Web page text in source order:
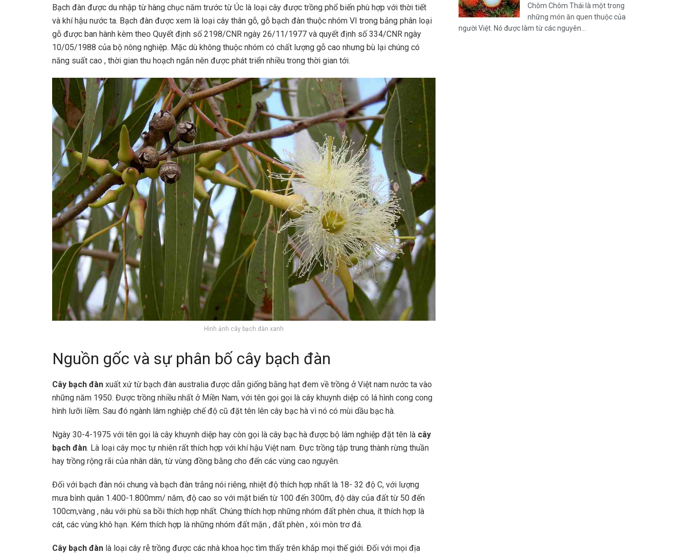
Bạch đàn được du nhập từ hàng chục năm trước từ Úc là loại cây được trồng phổ biến phù hợp với thời tiết
và khí hậu nước ta. Bạch đàn được xem là loại cây thân gỗ, gỗ bạch đàn thuộc nhóm VI trong bảng phân loại
gỗ được ban hành kèm theo Quyết định số 2198/CNR ngày 26/11/1977 và quyết định số 334/CNR ngày
10/05/1988 của bộ nông nghiệp. Mặc dù không thuộc nhóm có chất lượng gỗ cao nhưng bù lại chúng có
năng suất cao , thời gian thu hoạch ngắn nên được phát triển nhiều trong thời gian tới.
Hình ảnh cây bạch đàn xanh
Nguồn gốc và sự phân bố cây bạch đàn
Cây bạch đàn xuất xứ từ bạch đàn australia được dẫn giống bằng hạt đem về trồng ở Việt nam nước ta vào
những năm 1950. Được trồng nhiều nhất ở Miền Nam, với tên gọi gọi là cây khuynh diệp có lá hình cong cong
hình lưỡi liềm. Sau đó ngành lâm nghiệp chế độ cũ đặt tên lên cây bạc hà vì nó có mùi dầu bạc hà.
Ngày 30-4-1975 với tên gọi là cây khuynh diệp hay còn gọi là cây bạc hà được bộ lâm nghiệp đặt tên là cây
bạch đàn. Là loại cây mọc tự nhiên rất thích hợp với khí hậu Việt nam. Đực trồng tập trung thành rừng thuần
hay trồng rộng rãi của nhân dân, từ vùng đồng bằng cho đến các vùng cao nguyên.
Đối với bạch đàn nói chung và bạch đàn trắng nói riêng, nhiệt độ thích hợp nhất là 18- 32 độ C, với lượng
mưa bình quân 1.400-1.800mm/ năm, độ cao so với mặt biển từ 100 đến 300m, độ dày của đất từ 50 đến
100cm,vàng , nâu với phù sa bồi thích hợp nhất. Chúng thích hợp những nhóm đất phèn chua, ít thích hợp là
cát, các vùng khô hạn. Kém thích hợp là những nhóm đất mặn , đất phèn , xói mòn trơ đá.
Cây bạch đàn là loại cây rễ trồng được các nhà khoa học tìm thấy trên khắp mọi thế giới. Đối với mọi địa
Chôm Chôm Thái là một trong
những món ăn quen thuộc của
người Việt. Nó được làm từ các nguyên...